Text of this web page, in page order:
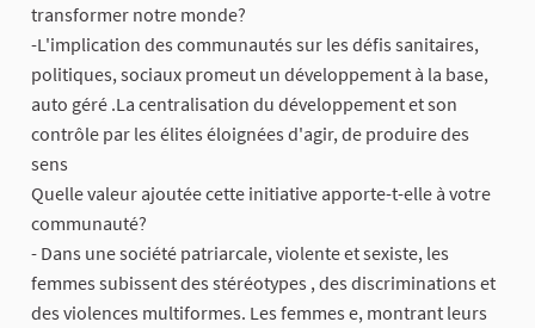
transformer notre monde?
-L'implication des communautés sur les défis sanitaires,
politiques, sociaux promeut un développement à la base,
auto géré .La centralisation du développement et son
contrôle par les élites éloignées d'agir, de produire des
sens
Quelle valeur ajoutée cette initiative apporte-t-elle à votre
communauté?
- Dans une société patriarcale, violente et sexiste, les
femmes subissent des stéréotypes , des discriminations et
des violences multiformes. Les femmes e, montrant leurs